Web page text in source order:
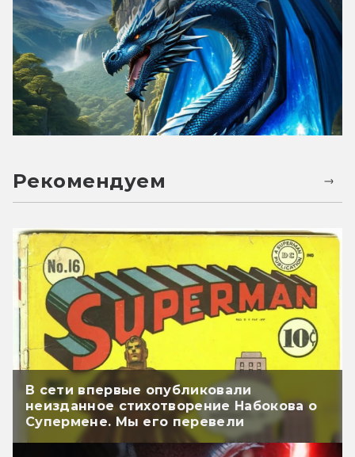
Рекомендуем
В сети впервые опубликовали
неизданное стихотворение Набокова о
Супермене. Мы его перевели